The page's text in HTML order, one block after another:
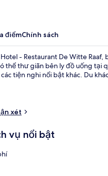
điểmChính sách
- Restaurant De Witte
thể thư giãn bên ly đồ uống tại
tiện nghi nổi bật khác. Du
xét
vụ nổi bật